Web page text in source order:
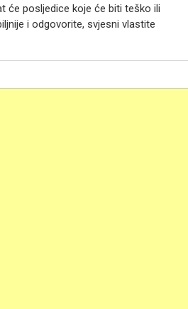
će posljedice koje će biti teško ili
i odgovorite, svjesni vlastite